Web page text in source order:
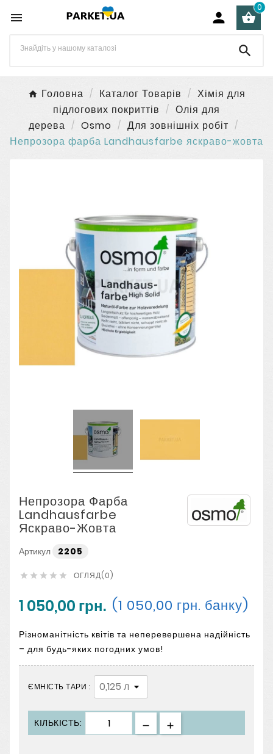
  
0

Головна Каталог Товарів
Хімія для
підлогових покриттів
Олія для
дерева
Osmo
Для зовнішніх робіт
Непрозора фарба Landhausfarbe яскраво-жовта
Непрозора Фарба
Landhausfarbe
Яскраво-Жовта
Артикул 2205
     ОГЛЯД(0)
1 050,00 грн. (1 050,00 грн. банку)
Різноманітність квітів та неперевершена надійність
– для будь-яких погодних умов!
ЄМНІСТЬ ТАРИ :
КІЛЬКІСТЬ: